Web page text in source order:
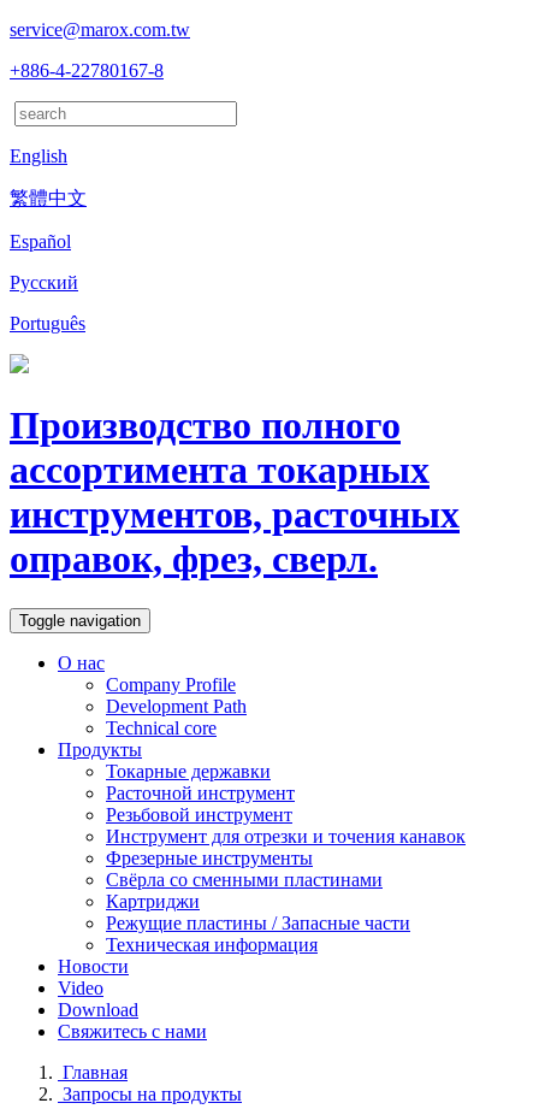
service@marox.com.tw
+886-4-22780167-8
English
繁體中文
Español
Русский
Português
Производство полного
ассортимента токарных
инструментов, расточных
оправок, фрез, сверл.
Toggle navigation
О нас
Company Profile
Development Path
Technical core
Продукты
Токарные державки
Расточной инструмент
Резьбовой инструмент
Инструмент для отрезки и точения канавок
Фрезерные инструменты
Свёрла со сменными пластинами
Картриджи
Режущие пластины / Запасные части
Техническая информация
Новости
Video
Download
Свяжитесь с нами
Главная
Запросы на продукты